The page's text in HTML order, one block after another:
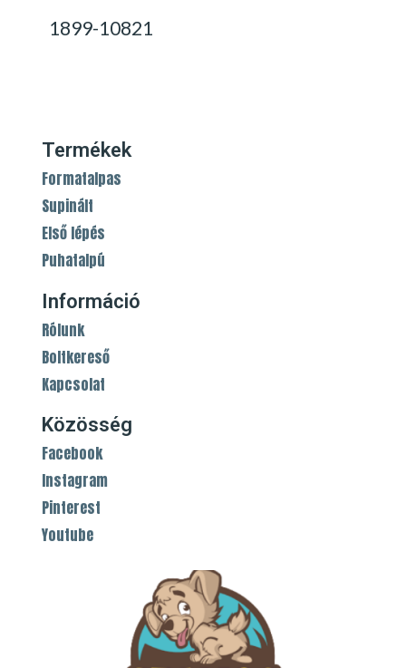
1899-10821
Termékek
Formatalpas
Supinált
Első lépés
Puhatalpú
Információ
Rólunk
Boltkereső
Kapcsolat
Közösség
Facebook
Instagram
Pinterest
Youtube